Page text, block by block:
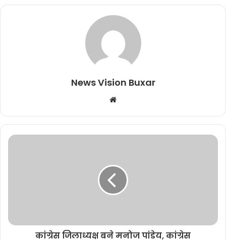
News Vision Buxar
b
s
e
कांग्रेस जिलाध्यक्ष बने मनोज पांडेय, कांग्रेस